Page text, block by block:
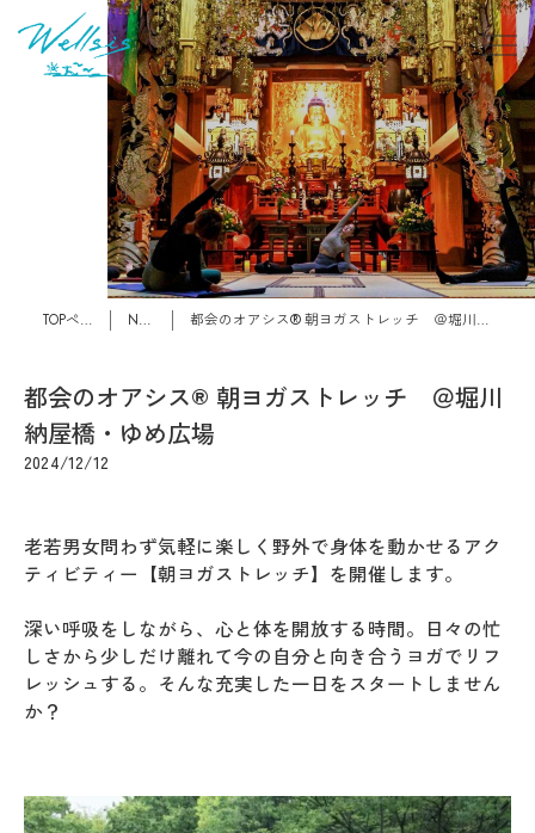
TOPページ News 都会のオアシス®︎ 朝ヨガストレッチ ＠堀川納屋橋・ゆめ広場
都会のオアシス®︎ 朝ヨガストレッチ ＠堀川
納屋橋・ゆめ広場
2024/12/12
老若男女問わず気軽に楽しく野外で身体を動かせるアク
ティビティー【朝ヨガストレッチ】を開催します。
深い呼吸をしながら、心と体を開放する時間。日々の忙
しさから少しだけ離れて今の自分と向き合うヨガでリフ
レッシュする。そんな充実した一日をスタートしません
か？